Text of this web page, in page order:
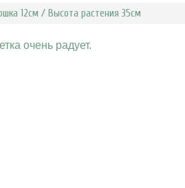
12см / Высота растения 35см
очень радует.